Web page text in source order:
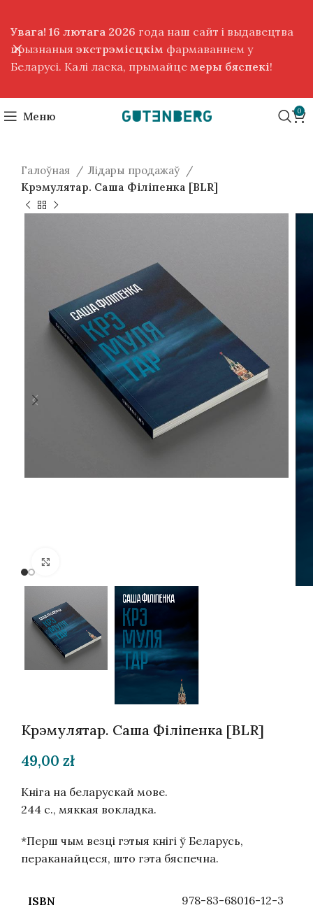
Меню 0
Галоўная
Лідары продажаў
Крэмулятар. Саша Філіпенка [BLR]
Крэмулятар. Саша Філіпенка [BLR]
49,00 zł
Кніга на беларускай мове.
244 с., мяккая вокладка.
*Перш чым везці гэтыя кнігі ў Беларусь,
пераканайцеся, што гэта бяспечна.
ISBN 978-83-68016-12-3
Увага! 16 лютага 2026 года наш сайт і выдавецтва
прызнаныя экстрэмісцкім фармаваннем у
Беларусі. Калі ласка, прымайце меры бяспекі!